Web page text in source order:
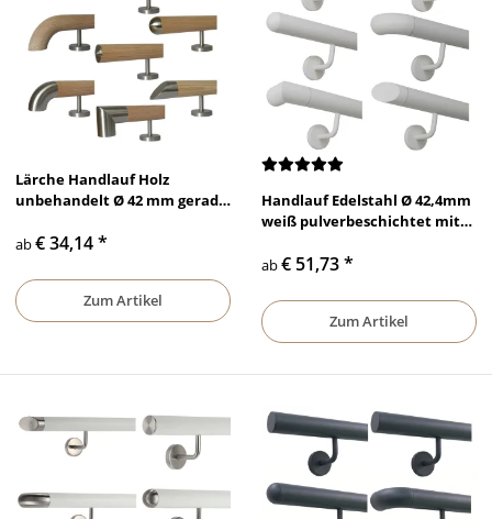
Lärche Handlauf Holz
unbehandelt Ø 42 mm gerade
ab€ 34,14*
Zum Artikel
Handlauf Edelstahl Ø 42,4mm
weiß pulverbeschichtet mit
ab€ 51,73*
Zum Artikel